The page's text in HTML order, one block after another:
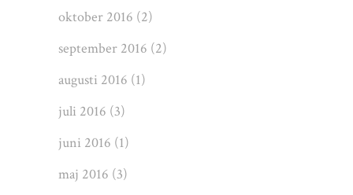
oktober 2016 (2)
september 2016 (2)
augusti 2016 (1)
juli 2016 (3)
juni 2016 (1)
maj 2016 (3)